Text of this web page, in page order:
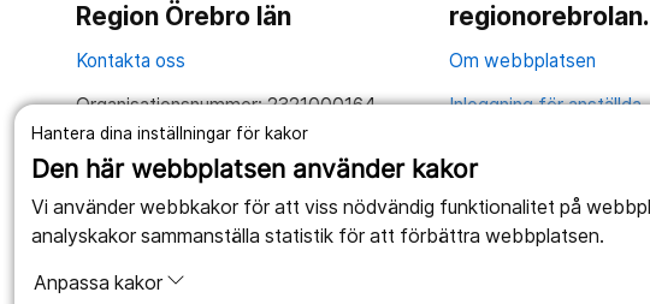
Hantera dina inställningar för kakor
Den här webbplatsen använder kakor
Vi använder webbkakor för att viss nödvändig funktionalitet på
analyskakor sammanställa statistik för att förbättra webbplatsen.
Anpassa kakor
Region Örebro län
Kontakta oss
Organisationsnummer: 2321000164
Om webbplatsen
Inloggning för anställda
Anslagstavla